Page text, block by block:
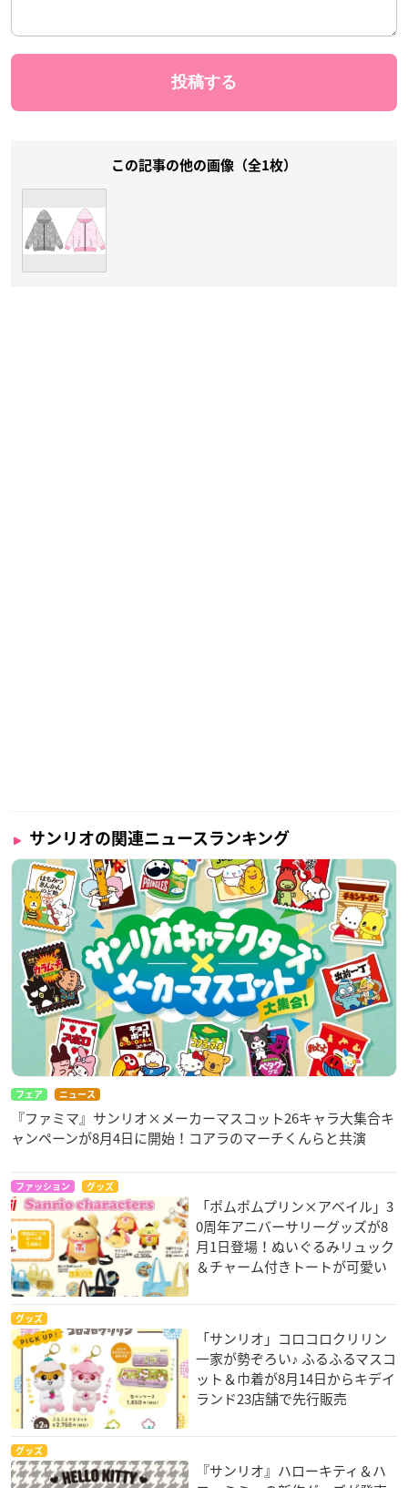
この記事の他の画像（全1枚）
サンリオの関連ニュースランキング
フェア ニュース
『ファミマ』サンリオ×メーカーマスコット26キャラ大集合キ
ャンペーンが8月4日に開始！コアラのマーチくんらと共演
ファッション グッズ
「ポムポムプリン×アベイル」3
0周年アニバーサリーグッズが8
月1日登場！ぬいぐるみリュック
＆チャーム付きトートが可愛い
グッズ
「サンリオ」コロコロクリリン
一家が勢ぞろい♪ ふるふるマスコ
ット＆巾着が8月14日からキデイ
ランド23店舗で先行販売
グッズ
『サンリオ』ハローキティ＆ハ